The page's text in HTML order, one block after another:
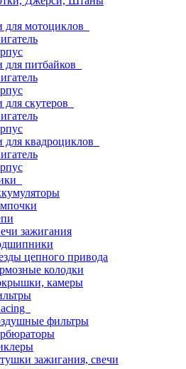
для мотоциклов
для питбайков
для скутеров
для квадроциклов
зажигания
цепного привода
колодки
камеры
фильтры
зажигания, свечи